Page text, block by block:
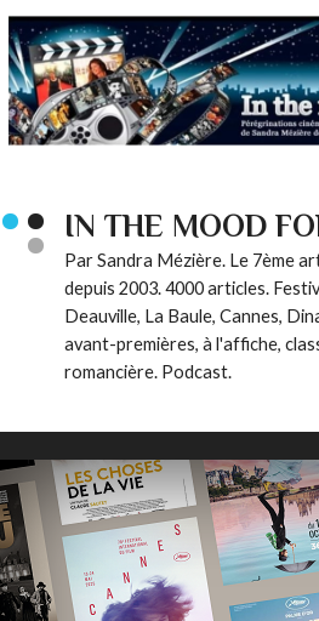
IN THE MOOD
Par Sandra Mézière. Le 7ème
depuis 2003. 4000 articles.
Deauville, La Baule, Cannes,
avant-premières, à l'affiche,
romancière. Podcast.